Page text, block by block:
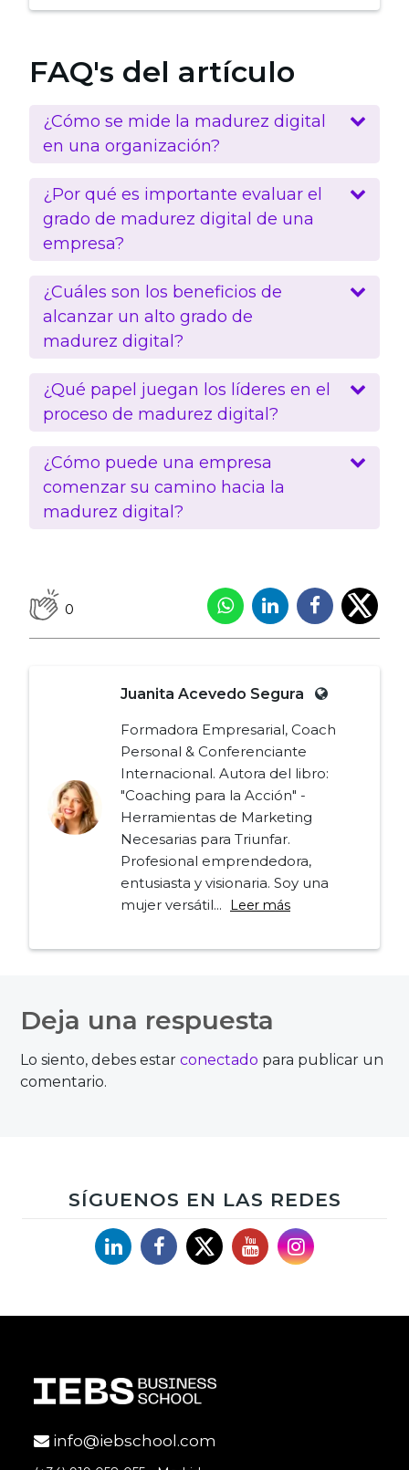
FAQ's del artículo
¿Cómo se mide la madurez digital
en una organización?
¿Por qué es importante evaluar el
grado de madurez digital de una
empresa?
¿Cuáles son los beneficios de
alcanzar un alto grado de
madurez digital?
¿Qué papel juegan los líderes en el
proceso de madurez digital?
¿Cómo puede una empresa
comenzar su camino hacia la
madurez digital?
0
Juanita Acevedo Segura
Formadora Empresarial, Coach
Personal & Conferenciante
Internacional. Autora del libro:
"Coaching para la Acción" -
Herramientas de Marketing
Necesarias para Triunfar.
Profesional emprendedora,
entusiasta y visionaria. Soy una
mujer versátil...
Leer más
de
entradas
Deja una respuesta
Lo siento, debes estarconectado para publicar un
comentario.
SÍGUENOS EN LAS REDES
LinkedinFacebook
X YouTubeInstagram
info@iebschool.com